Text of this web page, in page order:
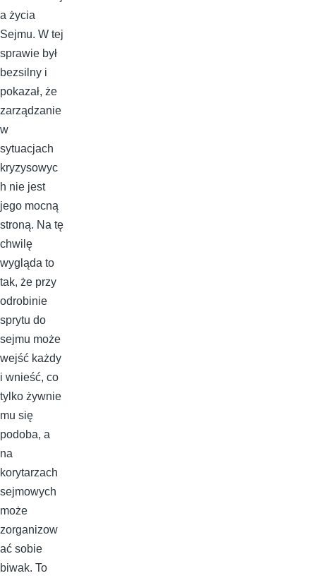
a życia
Sejmu. W tej
sprawie był
bezsilny i
pokazał, że
zarządzanie
w
sytuacjach
kryzysowyc
h nie jest
jego mocną
stroną. Na tę
chwilę
wygląda to
tak, że przy
odrobinie
sprytu do
sejmu może
wejść każdy
i wnieść, co
tylko żywnie
mu się
podoba, a
na
korytarzach
sejmowych
może
zorganizow
ać sobie
biwak. To